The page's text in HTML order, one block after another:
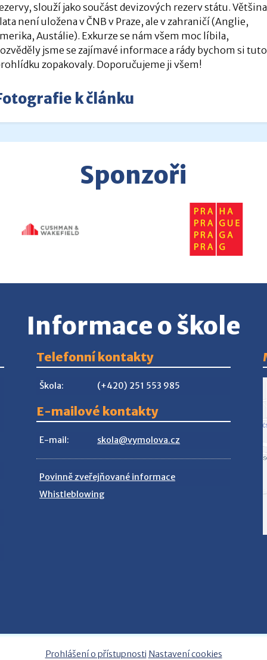
slouží jako součást devizových rezerv státu. Většina
není uložena v ČNB v Praze, ale v zahraničí (Anglie,
Austálie). Exkurze se nám všem moc líbila,
jsme se zajímavé informace a rády bychom si tuto
zopakovaly. Doporučujeme ji všem!
k článku
Sponzoři
Informace o škole
Telefonní kontakty
Škola: (+420) 251 553 985
E-mailové kontakty
E-mail: skola@vymolova.cz
Povinně zveřejňované informace
Whistleblowing
Prohlášení o přístupnosti Nastavení cookies